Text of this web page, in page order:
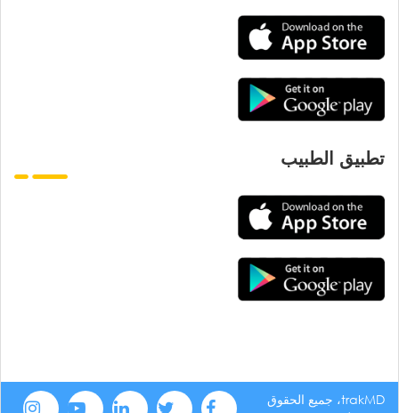
تطبيق الطبيب
trakMD، جميع الحقوق